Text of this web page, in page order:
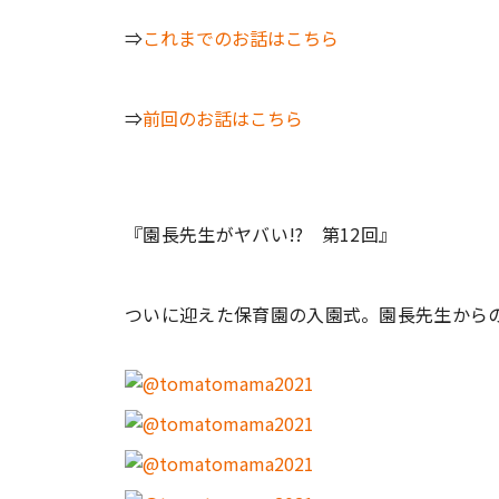
⇒これまでのお話はこちら
⇒前回のお話はこちら
『園長先生がヤバい!? 第12回』
ついに迎えた保育園の入園式。園長先生か